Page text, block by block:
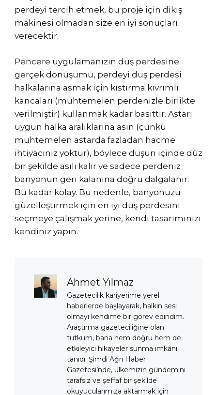
perdeyi tercih etmek, bu proje için dikiş
makinesi olmadan size en iyi sonuçları
verecektir.
Pencere uygulamanızın duş perdesine
gerçek dönüşümü, perdeyi duş perdesi
halkalarına asmak için kıstırma kıvrımlı
kancaları (muhtemelen perdenizle birlikte
verilmiştir) kullanmak kadar basittir. Astarı
uygun halka aralıklarına asın (çünkü
muhtemelen astarda fazladan hacme
ihtiyacınız yoktur), böylece duşun içinde düz
bir şekilde asılı kalır ve sadece perdeniz
banyonun geri kalanına doğru dalgalanır.
Bu kadar kolay. Bu nedenle, banyonuzu
güzelleştirmek için en iyi duş perdesini
seçmeye çalışmak yerine, kendi tasarımınızı
kendiniz yapın.
Ahmet Yılmaz
Gazetecilik kariyerime yerel
haberlerde başlayarak, halkın sesi
olmayı kendime bir görev edindim.
Araştırma gazeteciliğine olan
tutkum, bana hem doğru hem de
etkileyici hikayeler sunma imkânı
tanıdı. Şimdi Ağrı Haber
Gazetesi’nde, ülkemizin gündemini
tarafsız ve şeffaf bir şekilde
okuyucularımıza aktarmak için